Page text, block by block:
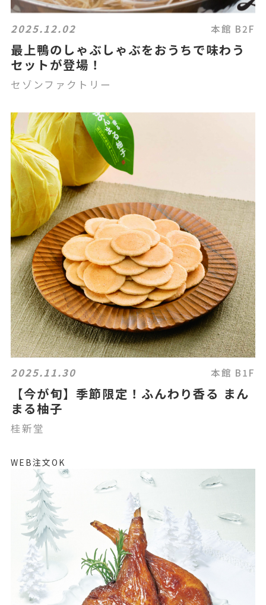
2025.12.02 本館 B2F
最上鴨のしゃぶしゃぶをおうちで味わう
セットが登場！
セゾンファクトリー
2025.11.30 本館 B1F
【今が旬】季節限定！ふんわり香る まん
まる柚子
桂新堂
WEB注文OK